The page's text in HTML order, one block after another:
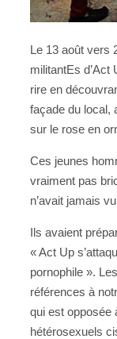
Le 13 août vers
militantEs d’Act
rire en
façade du local,
sur le rose en
Ces jeunes
vraiment pas
n’avait jamais
Ils avaient
« Act Up
pornophile ».
références à
qui est opposée
hétérosexuels